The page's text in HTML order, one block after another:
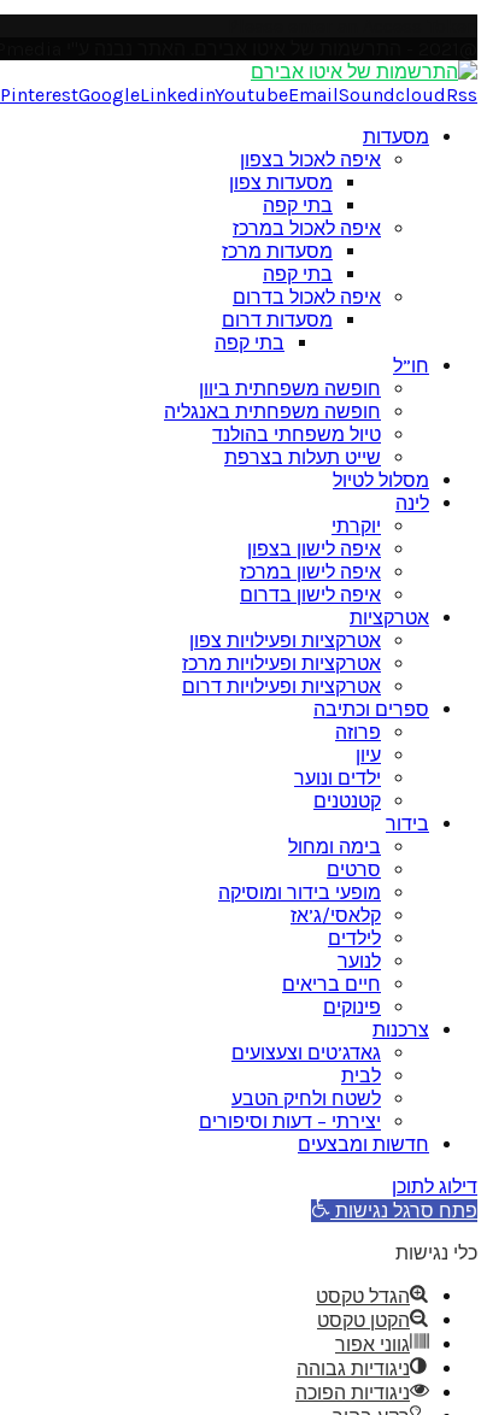
PinterestGoogleLinkedinYoutubeEmailSoundcloudRss
מסעדות
איפה לאכול בצפון
מסעדות צפון
בתי קפה
איפה לאכול במרכז
מסעדות מרכז
בתי קפה
איפה לאכול בדרום
מסעדות דרום
בתי קפה
חו”ל
חופשה משפחתית ביוון
חופשה משפחתית באנגליה
טיול משפחתי בהולנד
שייט תעלות בצרפת
מסלול לטיול
לינה
יוקרתי
איפה לישון בצפון
איפה לישון במרכז
איפה לישון בדרום
אטרקציות
אטרקציות ופעילויות צפון
אטרקציות ופעילויות מרכז
אטרקציות ופעילויות דרום
ספרים וכתיבה
פרוזה
עיון
ילדים ונוער
קטנטנים
בידור
בימה ומחול
סרטים
מופעי בידור ומוסיקה
קלאסי/ג’אז
לילדים
לנוער
חיים בריאים
פינוקים
צרכנות
גאדג’טים וצעצועים
לבית
לשטח ולחיק הטבע
יצירתי – דעות וסיפורים
חדשות ומבצעים
דילוג לתוכן
פתח סרגל נגישות
כלי נגישות
הגדל טקסט
הקטן טקסט
גווני אפור
ניגודיות גבוהה
ניגודיות הפוכה